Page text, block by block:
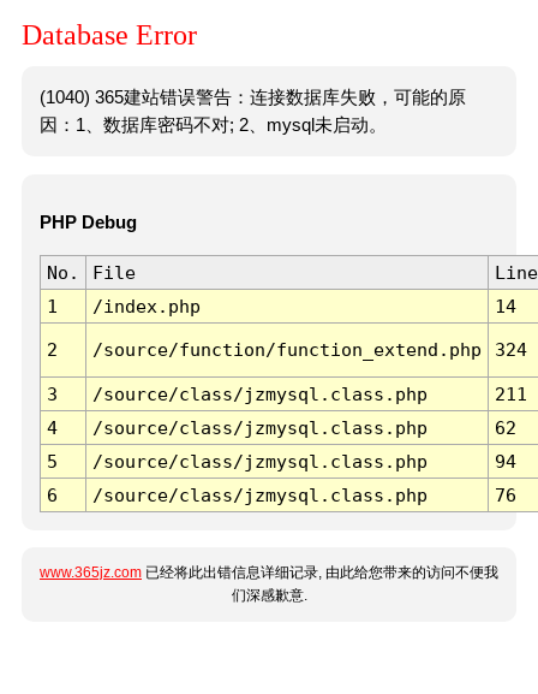
Database Error
(1040) 365建站错误警告：连接数据库失败，可能的原
因：1、数据库密码不对; 2、mysql未启动。
PHP Debug
No. File
Line
1
/index.php 14
2 /source/function/function_extend.php 324
3 /source/class/jzmysql.class.php
211
4
/source/class/jzmysql.class.php
62
5
/source/class/jzmysql.class.php
94
6
/source/class/jzmysql.class.php 76
www.365jz.com 已经将此出错信息详细记录, 由此给您带来的访问不便我
们深感歉意.